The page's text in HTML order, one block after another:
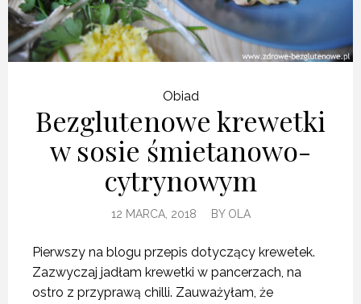
Obiad
Bezglutenowe krewetki
w sosie śmietanowo-
cytrynowym
12 MARCA, 2018 BY OLA
Pierwszy na blogu przepis dotyczący krewetek.
Zazwyczaj jadłam krewetki w pancerzach, na
ostro z przyprawą chilli. Zauważyłam, że